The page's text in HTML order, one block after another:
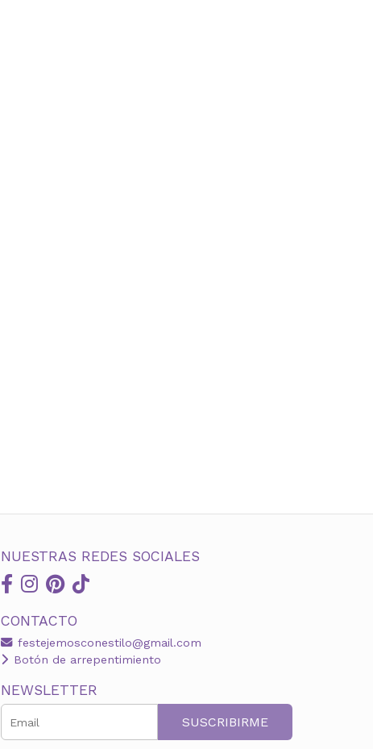
NUESTRAS REDES SOCIALES
CONTACTO
festejemosconestilo@gmail.com
Botón de arrepentimiento
NEWSLETTER
SUSCRIBIRME